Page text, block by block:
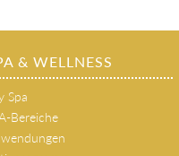
& WELLNESS
Spa
Bereiche